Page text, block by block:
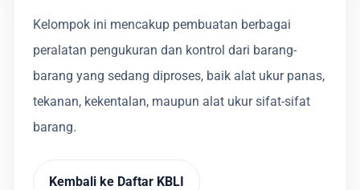
Kelompok ini mencakup pembuatan berbagai
peralatan pengukuran dan kontrol dari barang-
barang yang sedang diproses, baik alat ukur panas,
tekanan, kekentalan, maupun alat ukur sifat-sifat
barang.
Kembali ke Daftar KBLI